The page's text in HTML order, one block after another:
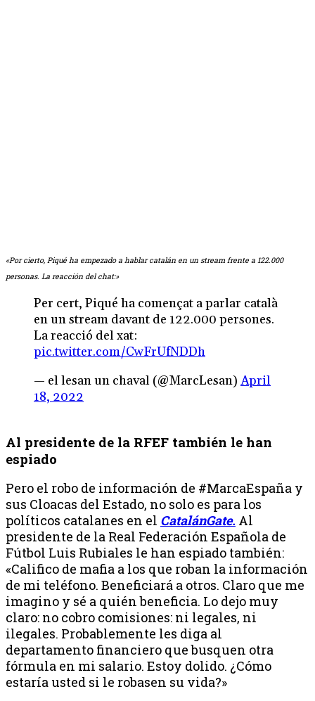
«Por cierto, Piqué ha empezado a hablar catalán en un stream frente a 122.000
personas. La reacción del chat:»
Per cert, Piqué ha començat a parlar català
en un stream davant de 122.000 persones.
La reacció del xat:
pic.twitter.com/CwFrUfNDDh
— el lesan un chaval (@MarcLesan) April
18, 2022
Al presidente de la RFEF también le han
espiado
Pero el robo de información de #MarcaEspaña y
sus Cloacas del Estado, no solo es para los
políticos catalanes en el CatalánGate. Al
presidente de la Real Federación Española de
Fútbol Luis Rubiales le han espiado también:
«Califico de mafia a los que roban la información
de mi teléfono. Beneficiará a otros. Claro que me
imagino y sé a quién beneficia. Lo dejo muy
claro: no cobro comisiones: ni legales, ni
ilegales. Probablemente les diga al
departamento financiero que busquen otra
fórmula en mi salario. Estoy dolido. ¿Cómo
estaría usted si le robasen su vida?»